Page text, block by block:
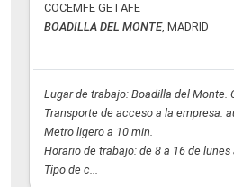
COCEMFE GETAFE
BOADILLA DEL MONTE, MADRID
Lugar de trabajo: Boadilla del Monte.
Transporte de acceso a la empresa:
Metro ligero a 10 min.
Horario de trabajo: de 8 a 16 de lunes
Tipo de c...